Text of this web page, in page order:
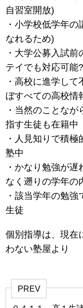
自習室開放)
・小学校低学年
なれるため)
・大学公募入試
テイでも対応可能
・高校に進学し
ぼすべての高校情
・当然のことな
指す生徒も在籍中
・人見知りで積
塾中
・かなり勉強が
なく遡りの学年の
・該当学年の勉
生徒
個別指導は、現在
わない塾屋より
PREV